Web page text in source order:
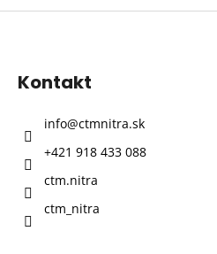
Kontakt
info@ctmnitra.sk
+421 918 433 088
ctm.nitra
ctm_nitra